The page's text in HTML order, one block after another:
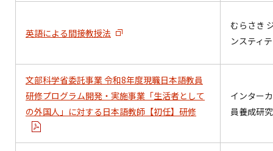
英語による間接教授法
むらさき
ンスティ
文部科学省委託事業 令和8年度現職日本語教員
研修プログラム開発・実施事業「生活者として
の外国人」に対する日本語教師【初任】研修
インター
員養成研